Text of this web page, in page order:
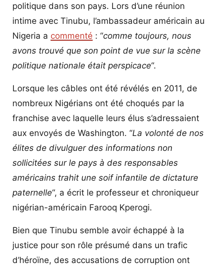
politique dans son pays. Lors d’une réunion
intime avec Tinubu, l’ambassadeur américain au
Nigeria a commenté : “comme toujours, nous
avons trouvé que son point de vue sur la scène
politique nationale était perspicace“.
Lorsque les câbles ont été révélés en 2011, de
nombreux Nigérians ont été choqués par la
franchise avec laquelle leurs élus s’adressaient
aux envoyés de Washington. “La volonté de nos
élites de divulguer des informations non
sollicitées sur le pays à des responsables
américains trahit une soif infantile de dictature
paternelle“, a écrit le professeur et chroniqueur
nigérian-américain Farooq Kperogi.
Bien que Tinubu semble avoir échappé à la
justice pour son rôle présumé dans un trafic
d’héroïne, des accusations de corruption ont